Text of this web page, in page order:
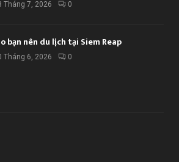
Tháng 7, 2026 0
bạn nên du lịch tại Siem Reap
Tháng 6, 2026 0